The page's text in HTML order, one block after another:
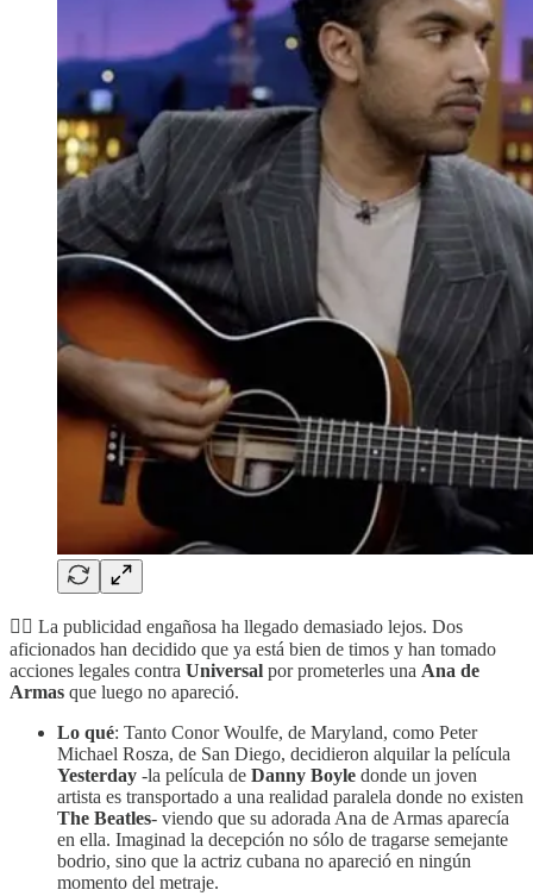
🤷‍♂️ La publicidad engañosa ha llegado demasiado lejos. Dos
aficionados han decidido que ya está bien de timos y han tomado
acciones legales contra Universal por prometerles una Ana de
Armas que luego no apareció.
Lo qué: Tanto Conor Woulfe, de Maryland, como Peter
Michael Rosza, de San Diego, decidieron alquilar la película
Yesterday -la película de Danny Boyle donde un joven
artista es transportado a una realidad paralela donde no existen
The Beatles- viendo que su adorada Ana de Armas aparecía
en ella. Imaginad la decepción no sólo de tragarse semejante
bodrio, sino que la actriz cubana no apareció en ningún
momento del metraje.